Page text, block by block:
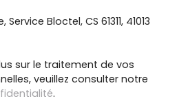
Bloctel, CS 61311, 41013
sur le traitement de vos
veuillez consulter notre
.